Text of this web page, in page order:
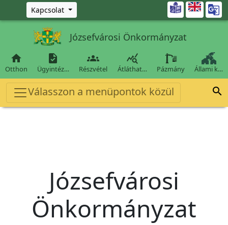
Ugrás a fő tartalomra
Kapcsolat 
Józsefvárosi Önkormányzat

Otthon

Ügyintéz…

Részvétel

Átláthat… Pázmány Állami k…
Válasszon a menüpontok közül 
Józsefvárosi
Önkormányzat